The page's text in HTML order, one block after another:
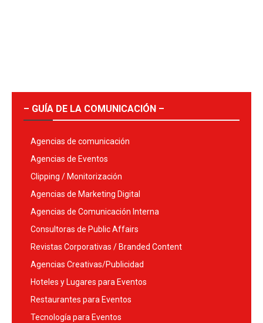
– GUÍA DE LA COMUNICACIÓN –
Agencias de comunicación
Agencias de Eventos
Clipping / Monitorización
Agencias de Marketing Digital
Agencias de Comunicación Interna
Consultoras de Public Affairs
Revistas Corporativas / Branded Content
Agencias Creativas/Publicidad
Hoteles y Lugares para Eventos
Restaurantes para Eventos
Tecnología para Eventos